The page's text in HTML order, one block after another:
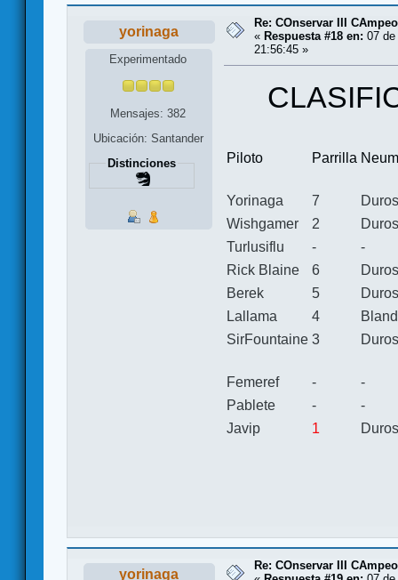
yorinaga
Experimentado
Mensajes: 382
Ubicación: Santander
Distinciones
Re: COnservar III
« Respuesta #18 en: 07 de
21:56:45 »
Piloto Parrilla
Yorinaga 7
Duros
Wishgamer
2
Duros
Turlusiflu
-
-
Rick Blaine
6
Duros
Berek
5
Duros
Lallama
4
SirFountaine 3 Duros
Femeref -
-
Pablete
-
-
Javip
1 Duros
yorinaga
Re: COnservar III